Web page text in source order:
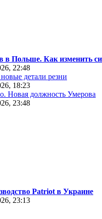
в Польше. Как изменить
22:48
детали резни
18:23
Новая должность Умерова
23:48
Patriot в Украине
23:13